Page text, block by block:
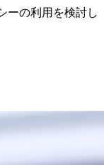
ーの利用を検討し